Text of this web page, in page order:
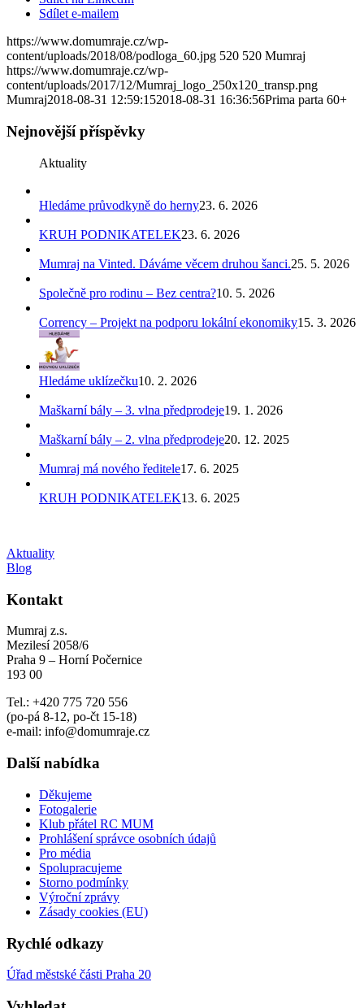
Sdílet e-mailem
https://www.domumraje.cz/wp-
content/uploads/2018/08/podloga_60.jpg 520 520 Mumraj
https://www.domumraje.cz/wp-
content/uploads/2017/12/Mumraj_logo_250x120_transp.png
Mumraj2018-08-31 12:59:152018-08-31 16:36:56Prima parta 60+
Nejnovější příspěvky
Aktuality
Hledáme průvodkyně do herny23. 6. 2026
KRUH PODNIKATELEK23. 6. 2026
Mumraj na Vinted. Dáváme věcem druhou šanci.25. 5. 2026
Společně pro rodinu – Bez centra?10. 5. 2026
Corrency – Projekt na podporu lokální ekonomiky15. 3. 2026
Hledáme uklízečku10. 2. 2026
Maškarní bály – 3. vlna předprodeje19. 1. 2026
Maškarní bály – 2. vlna předprodeje20. 12. 2025
Mumraj má nového ředitele17. 6. 2025
KRUH PODNIKATELEK13. 6. 2025
Aktuality
Blog
Kontakt
Mumraj z.s.
Mezilesí 2058/6
Praha 9 – Horní Počernice
193 00
Tel.: +420 775 720 556
(po-pá 8-12, po-čt 15-18)
e-mail: info@domumraje.cz
Další nabídka
Děkujeme
Fotogalerie
Klub přátel RC MUM
Prohlášení správce osobních údajů
Pro média
Spolupracujeme
Storno podmínky
Výroční zprávy
Zásady cookies (EU)
Rychlé odkazy
Úřad městské části Praha 20